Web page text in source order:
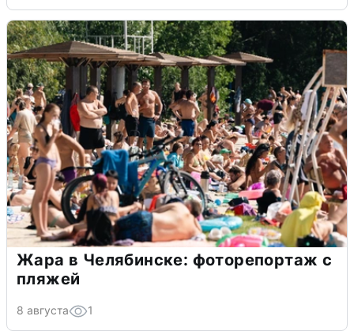
Жара в Челябинске: фоторепортаж с
пляжей
8 августа 1